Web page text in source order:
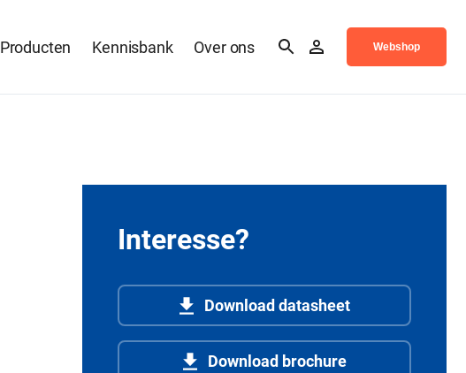
Producten Kennisbank Over ons Webshop
Interesse?
Download datasheet
Download brochure